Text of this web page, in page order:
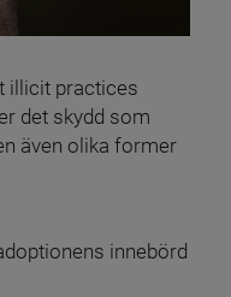
illicit practices
det skydd som
även olika former
innebörd